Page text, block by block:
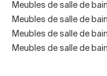
chaque meuble
et votre routine
Couleurs et
Meubles de salle de
Meubles de salle de
Meubles de salle de
Meubles de salle de